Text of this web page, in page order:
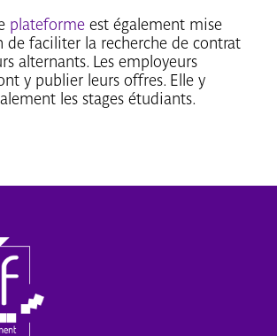
plateforme est également mise
de faciliter la recherche de contrat
alternants. Les employeurs
y publier leurs offres. Elle y
les stages étudiants.